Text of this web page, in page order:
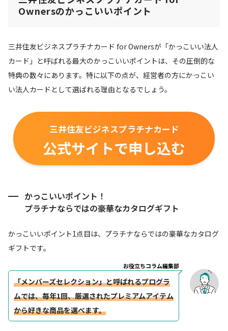
Ownersのかっこいいポイント
三井住友ビジネスプラチナカード for Ownersが「かっこいい法人
カード」と呼ばれる最大のかっこいいポイントは、その圧倒的な
特典の数々にあります。特に以下の点が、経営者の方にかっこい
い法人カードとして選ばれる理由となるでしょう。
三井住友ビジネスプラチナカード
公式サイトで申し込む
かっこいいポイント！
プラチナならではの豪華なカタログギフト
かっこいいポイント1点目は、プラチナならではの豪華なカタログ
ギフトです。
お役立ちコラム編集部
「メンバーズセレクション」と呼ばれるプログラ
ムでは、毎年1回、厳選されたプレミアムアイテム
から好きな商品を選べます。